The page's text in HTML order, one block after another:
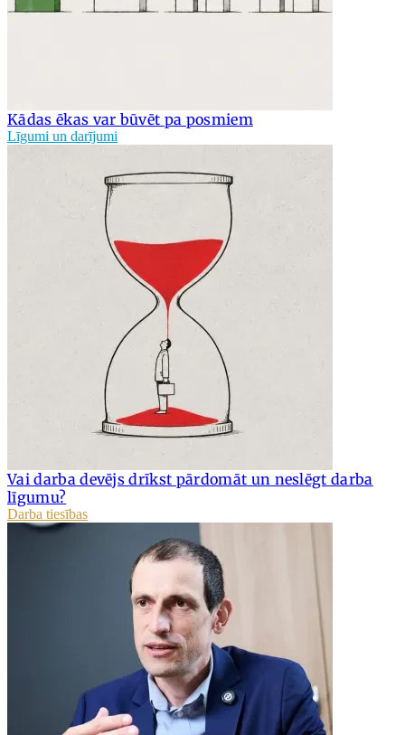
Kādas ēkas var būvēt pa posmiem
Līgumi un darījumi
Vai darba devējs drīkst pārdomāt un neslēgt darba
līgumu?
Darba tiesības